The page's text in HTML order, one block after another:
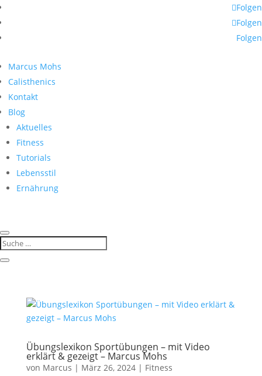
Folgen
Folgen
Folgen
Marcus Mohs
Calisthenics
Kontakt
Blog
Aktuelles
Fitness
Tutorials
Lebensstil
Ernährung
Übungslexikon Sportübungen – mit Video
erklärt & gezeigt – Marcus Mohs
von Marcus | März 26, 2024| Fitness